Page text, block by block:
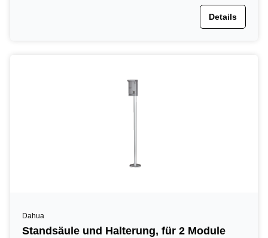
Details
Dahua
Standsäule und Halterung, für 2 Module